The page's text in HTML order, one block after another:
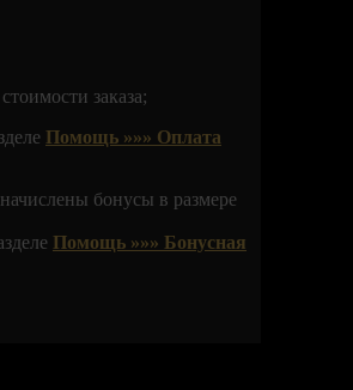
заказа;
Помощь »»» Оплата
бонусы в размере
Помощь »»» Бонусная